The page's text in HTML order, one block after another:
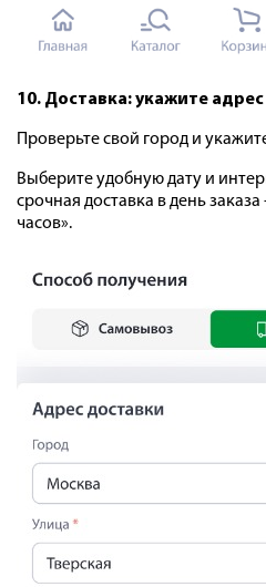
10. Доставка: укажите адрес
Проверьте свой город и
Выберите удобную дату и
срочная доставка в день
часов».